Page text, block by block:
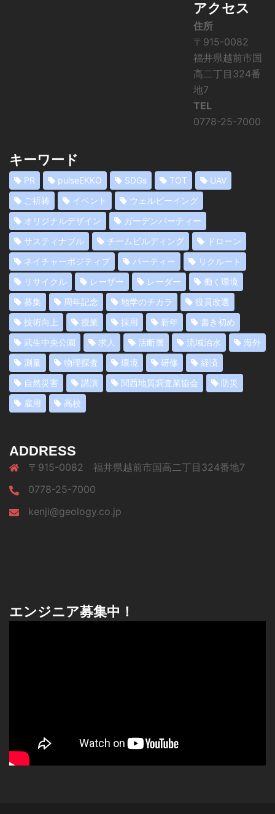
アクセス
住所
〒915-0082
福井県越前市国
高二丁目324番
地7
TEL
0778-25-7000
キーワード
PR pulseEKKO SDGs TOT
UAV
ご祈祷
イベント
ウェルビーイング
オリジナルデザイン
ガーデンパーティー
サスティナブル
チームビルディング
ドローン
ネイチャーポジティブ
パーティー
リクルート
リサイクル
レーザー レーダー
働く環境
募集
周年記念 地学のチカラ
役員改選
技術向上
授業 採用 新年
書き初め
武生中央公園
求人 活断層 流域治水
海外
測量
物理探査 環境 研修
経済
自然災害
講演 関西地質調査業協会
防災
雇用
高校
ADDRESS
〒915-0082 福井県越前市国高二丁目324番地7
0778-25-7000
kenji@geology.co.jp
エンジニア募集中！